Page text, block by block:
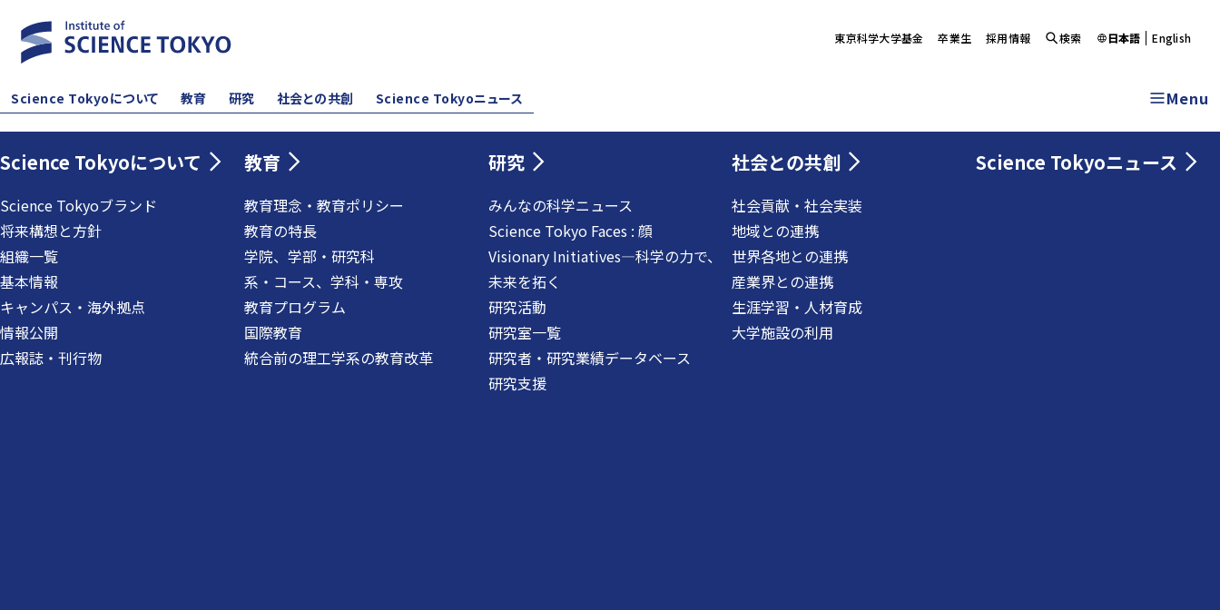
Science Tokyoについて 教育 研究 社会との共創 Science Tokyoニュース Menu
Science Tokyoについて
Science Tokyoブランド
将来構想と方針
組織一覧
基本情報
キャンパス・海外拠点
情報公開
広報誌・刊行物
教育
教育理念・教育ポリシー
教育の特長
学院、学部・研究科
系・コース、学科・専攻
教育プログラム
国際教育
統合前の理工学系の教育改革
研究
みんなの科学ニュース
Science Tokyo Faces : 顔
Visionary Initiatives―科学の力で、
未来を拓く
研究活動
研究室一覧
研究者・研究業績データベース
研究支援
社会との共創
社会貢献・社会実装
地域との連携
世界各地との連携
産業界との連携
生涯学習・人材育成
大学施設の利用
Science Tokyoニュース
東京科学大学基金 卒業生 採用情報 検索 日本語 English